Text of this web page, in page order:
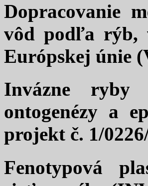
Dopracovanie
vôd podľa rýb,
Európskej únie
Invázne ryby
ontogenézy a
projekt č. 1/
Fenotypová